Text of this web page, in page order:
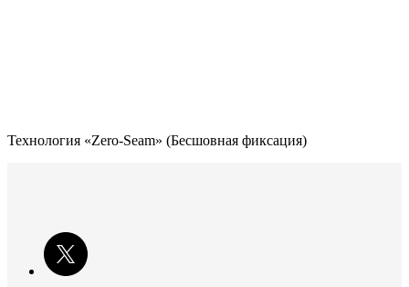
Технология «Zero-Seam» (Бесшовная фиксация)